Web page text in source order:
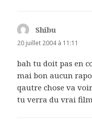
Shibu
20 juillet 2004 à 11:11
bah tu doit pas en
mai bon aucun
qautre chose va
tu verra du vrai